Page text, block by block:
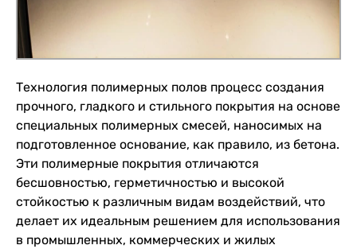
Технология полимерных полов процесс создания
прочного, гладкого и стильного покрытия на основе
специальных полимерных смесей, наносимых на
подготовленное основание, как правило, из бетона.
Эти полимерные покрытия отличаются
бесшовностью, герметичностью и высокой
стойкостью к различным видам воздействий, что
делает их идеальным решением для использования
в промышленных, коммерческих и жилых